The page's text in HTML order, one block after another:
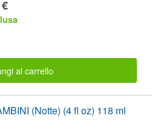
al carrello
(Notte) (4 fl oz) 118 ml